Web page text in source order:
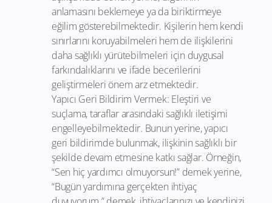
anlamasını beklemeye ya da biriktirmeye
eğilim gösterebilmektedir. Kişilerin hem kendi
sınırlarını koruyabilmeleri hem de ilişkilerini
daha sağlıklı yürütebilmeleri için duygusal
farkındalıklarını ve ifade becerilerini
geliştirmeleri önem arz etmektedir.
Yapıcı Geri Bildirim Vermek: Eleştiri ve
suçlama, taraflar arasındaki sağlıklı iletişimi
engelleyebilmektedir. Bunun yerine, yapıcı
geri bildirimde bulunmak, ilişkinin sağlıklı bir
şekilde devam etmesine katkı sağlar. Örneğin,
“Sen hiç yardımcı olmuyorsun!” demek yerine,
“Bugün yardımına gerçekten ihtiyaç